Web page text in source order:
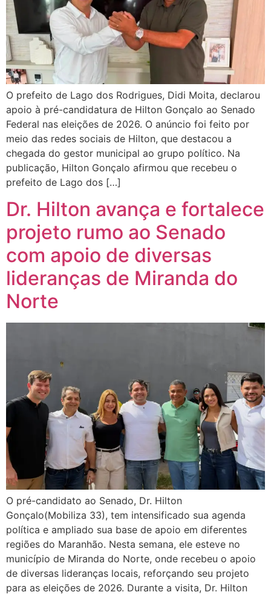
O prefeito de Lago dos Rodrigues, Didi Moita, declarou
apoio à pré-candidatura de Hilton Gonçalo ao Senado
Federal nas eleições de 2026. O anúncio foi feito por
meio das redes sociais de Hilton, que destacou a
chegada do gestor municipal ao grupo político. Na
publicação, Hilton Gonçalo afirmou que recebeu o
prefeito de Lago dos […]
Dr. Hilton avança e fortalece
projeto rumo ao Senado
com apoio de diversas
lideranças de Miranda do
Norte
O pré-candidato ao Senado, Dr. Hilton
Gonçalo(Mobiliza 33), tem intensificado sua agenda
política e ampliado sua base de apoio em diferentes
regiões do Maranhão. Nesta semana, ele esteve no
município de Miranda do Norte, onde recebeu o apoio
de diversas lideranças locais, reforçando seu projeto
para as eleições de 2026. Durante a visita, Dr. Hilton